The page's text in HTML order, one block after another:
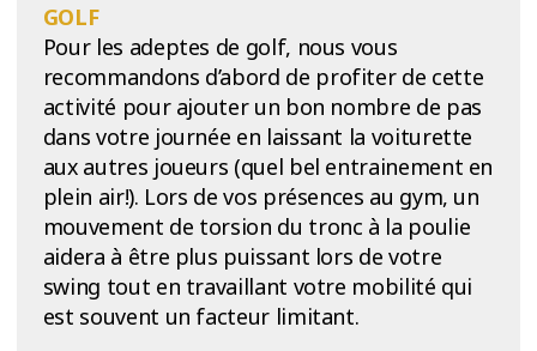
GOLF
Pour les adeptes de golf, nous vous
recommandons d’abord de profiter de cette
activité pour ajouter un bon nombre de pas
dans votre journée en laissant la voiturette
aux autres joueurs (quel bel entrainement en
plein air!). Lors de vos présences au gym, un
mouvement de torsion du tronc à la poulie
aidera à être plus puissant lors de votre
swing tout en travaillant votre mobilité qui
est souvent un facteur limitant.